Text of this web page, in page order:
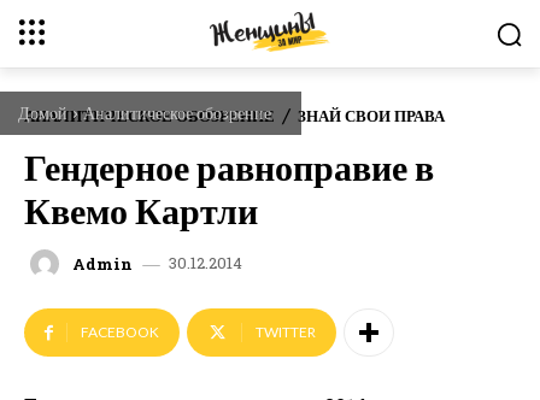
Домой Аналитическое обозрение
АНАЛИТИЧЕСКОЕ ОБОЗРЕНИЕ ЗНАЙ СВОИ ПРАВА
Гендерное равноправие в
Квемо Картли
Admin 30.12.2014
FACEBOOK TWITTER